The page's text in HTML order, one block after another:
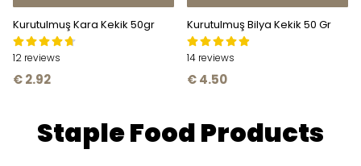
Kurutulmuş Kara Kekik 50gr
12 reviews
€ 2.92
Kurutulmuş Bilya Kekik 50 Gr
14 reviews
€ 4.50
Staple Food Products